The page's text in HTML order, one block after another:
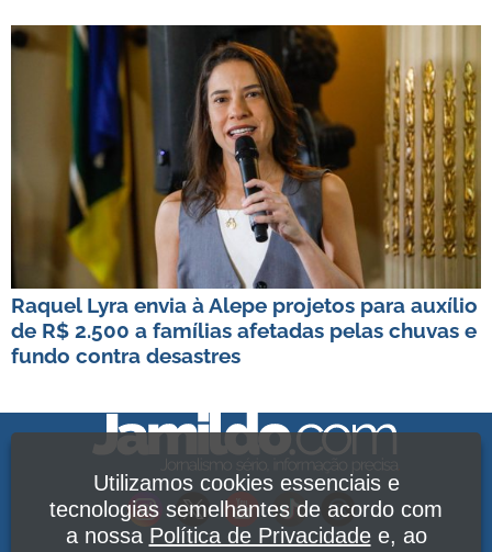
Raquel Lyra envia à Alepe projetos para auxílio
de R$ 2.500 a famílias afetadas pelas chuvas e
fundo contra desastres
Utilizamos cookies essenciais e
tecnologias semelhantes de acordo com
a nossa Política de Privacidadee, ao